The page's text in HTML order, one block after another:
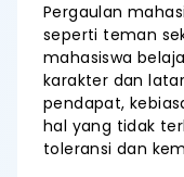
Pergaulan
seperti teman
mahasiswa
karakter dan
pendapat,
hal yang tidak
toleransi dan